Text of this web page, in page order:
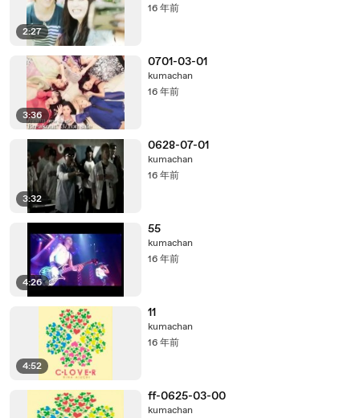
2:27
16 年前
3:36
0701-03-01
kumachan
16 年前
3:32
0628-07-01
kumachan
16 年前
4:26
55
kumachan
16 年前
4:52
11
kumachan
16 年前
ff-0625-03-00
kumachan